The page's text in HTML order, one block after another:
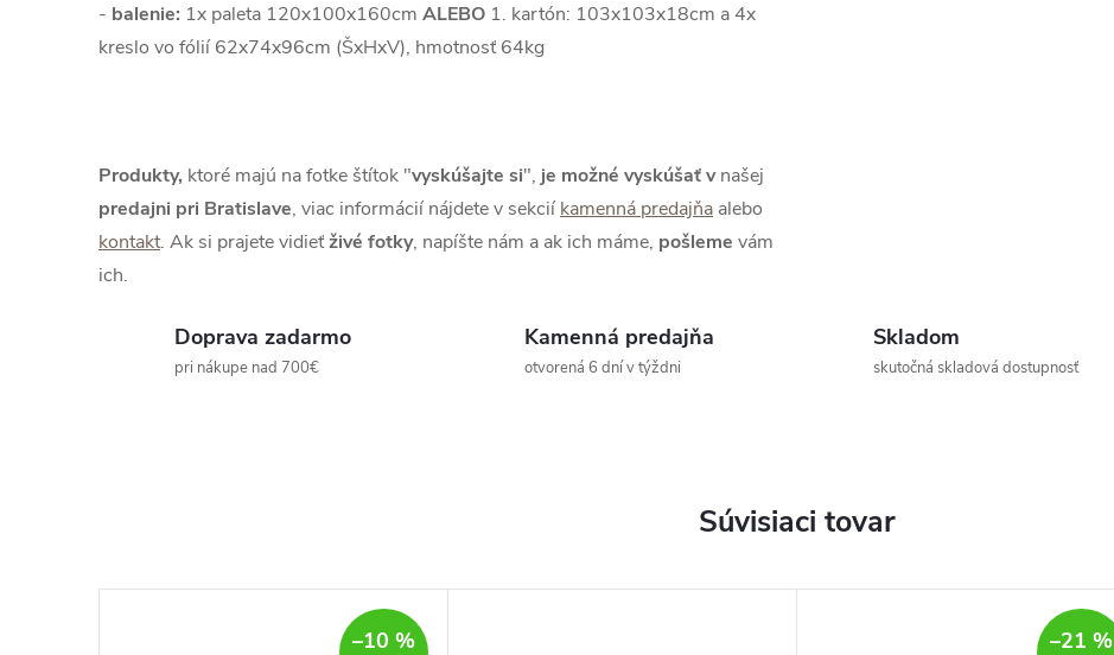
- balenie: 1x paleta 120x100x160cm ALEBO 1. kartón: 103x103x18cm a 4x
kreslo vo fólií 62x74x96cm (ŠxHxV), hmotnosť 64kg
Produkty, ktoré majú na fotke štítok "vyskúšajte si", je možné vyskúšaťvnašej
predajni pri Bratislave, viac informácií nájdete v sekcií kamenná predajňa alebo
kontakt. Ak si prajete vidieťživé fotky, napíšte nám a ak ich máme, pošleme vám
ich.
Doprava zadarmo
pri nákupe nad 700€
Kamenná predajňa
otvorená 6 dní v týždni
Skladom
skutočná skladová dostupnosť
Súvisiaci tovar
–10 % –21 %